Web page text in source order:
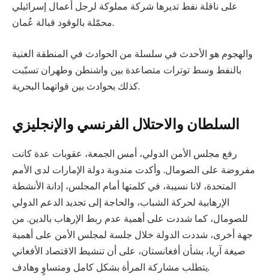
على ناقلة نفط تديرها شركة مملوكة لرجل أعمال إسرائيلي
محمّلة بالوقود قبالة عُمان.
والهجوم هو الأحدث في سلسلة من الحوادث في المنطقة الغنية
بالنفط وسط توترات متصاعدة بين واشنطن وطهران تسبّبت
كذلك بحوادث بين قواتهما البحرية.
السلطان والاحتلال الفرنسي والإنجليزي
رفع مجلس الأمن الدولي، أمس الجمعة، عقوبات عدة كانت
مفروضة على الصومال. وأكدت مندوبة دولة الإمارات لدى الأمم
المتحدة، لانا نسيبة، في كلمتها أمام المجلس، إدانة الأنشطة
الإرهابية لحركة الشباب، والحاجة إلى تجديد الدعم الدولي
للصومال، كما شددت على أهمية عدم ربط الإرهاب بالدين. من
جهة أخرى، شددت الدولة خلال جلسة لمجلس الأمن على أهمية
صيغة آريا، بشأن أفغانستان، على أن تنشيط الاقتصاد الأفغاني
يتطلب مشاركة المرأة بشكل كامل ومتساوٍ وهادف.